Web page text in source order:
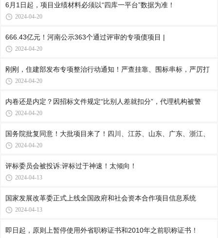
6月1日起，项目业绩材料必须以“四库一平台”数据为准！
2024-04-20
666.43亿元！河南公示363个通过评审的专项债项目 |
2024-04-20
刚刚，住建部发布专项整治行动通知！严查挂靠、围标串标，严厉打
2024-04-20
内卷还是内定？因招标文件规定“比别人差就扣分”，代理机构被警
2024-04-20
国务院批复同意！大批项目来了！四川、江苏、山东、广东、浙江、
2024-04-20
评标委员会被投诉:评标过于神速！太倾向！
2024-04-13
国家发展改革委正式上线全国政府和社会资本合作项目信息系统
2024-04-13
即日起，原则上暂停使用外省职称证书和2010年之前职称证书！